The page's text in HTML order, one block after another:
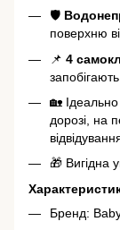
🛡️
поверхню
📌 4
🏡
дорозі, на
🎁 Вигідна
Бренд: